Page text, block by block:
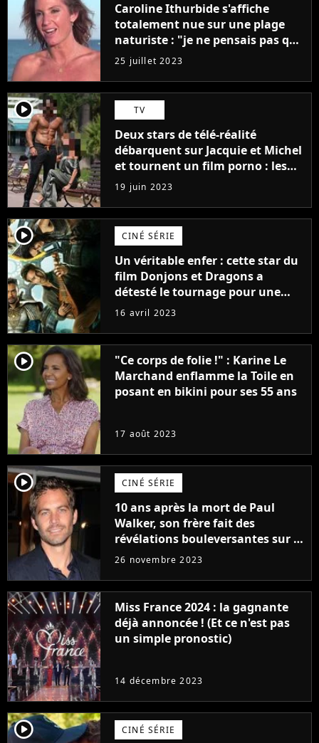
Caroline Ithurbide s'affiche
totalement nue sur une plage
naturiste : "je ne pensais pas que
j'arriverais à le faire..."
25 juillet 2023
player2 TV
Deux stars de télé-réalité
débarquent sur Jacquie et Michel
et tournent un film porno : les
premières images du tournage
(exclu)
19 juin 2023
player2 CINÉ SÉRIE
Un véritable enfer : cette star du
film Donjons et Dragons a
détesté le tournage pour une
raison très spéciale
16 avril 2023
player2
"Ce corps de folie !" : Karine Le
Marchand enflamme la Toile en
posant en bikini pour ses 55 ans
17 août 2023
player2 CINÉ SÉRIE
10 ans après la mort de Paul
Walker, son frère fait des
révélations bouleversantes sur la
réaction des acteurs de Fast and
26 novembre 2023
Miss France 2024 : la gagnante
déjà annoncée ! (Et ce n'est pas
un simple pronostic)
14 décembre 2023
player2 CINÉ SÉRIE